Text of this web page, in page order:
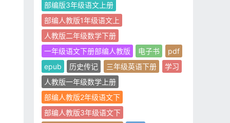
部编版3年级语文上册
部编人教版1年级语文上
人教版二年级数学下册
一年级语文下册部编人教版
电子书
pdf
epub
历史传记 三年级英语下册
学习
人教版一年级数学上册
部编人教版2年级语文下
部编人教版3年级语文下